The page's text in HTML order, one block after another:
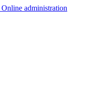
Online administration